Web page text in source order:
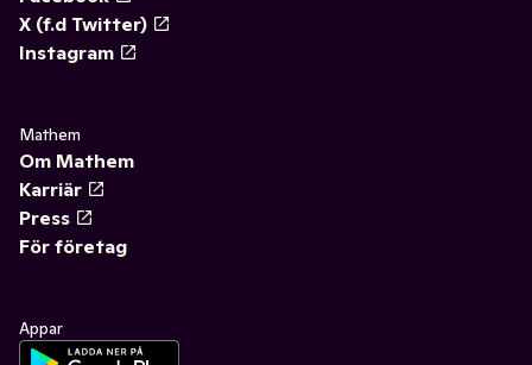
X (f.d Twitter)
Instagram
Mathem
Om Mathem
Karriär
Press
För företag
Appar